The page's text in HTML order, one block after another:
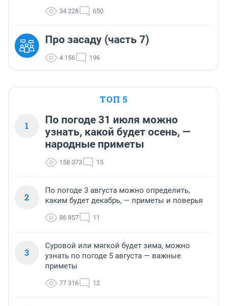
34 228 650
Про засаду (часть 7)
4 156 196
ТОП 5
1
По погоде 31 июля можно
узнать, какой будет осень, —
народные приметы
158 373 15
2
По погоде 3 августа можно определить,
каким будет декабрь, — приметы и поверья
86 857 11
3
Суровой или мягкой будет зима, можно
узнать по погоде 5 августа — важные
приметы
77 316 12